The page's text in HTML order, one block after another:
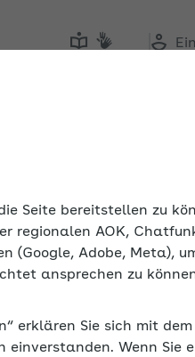
Seite bereitstellen zu
regionalen AOK,
(Google, Adobe, Meta),
ansprechen zu
erklären Sie sich mit
einverstanden. Wenn Sie